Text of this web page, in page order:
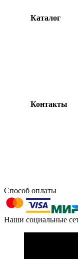
Каталог
Контакты
603004, г.
Способ оплаты
Наши социальные